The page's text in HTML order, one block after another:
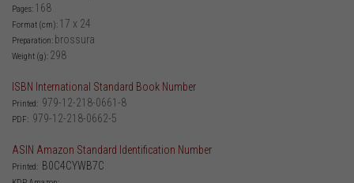
Pages: 168
Format (cm): 17 x 24
Preparation: brossura
Weight (g): 298
ISBN International Standard Book Number
Printed: 979-12-218-0661-8
PDF: 979-12-218-0662-5
ASIN Amazon Standard Identification Number
Printed: B0C4CYWB7C